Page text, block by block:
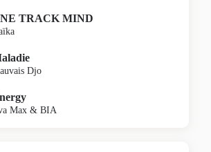
TRACK MIND
Djo
Max & BIA